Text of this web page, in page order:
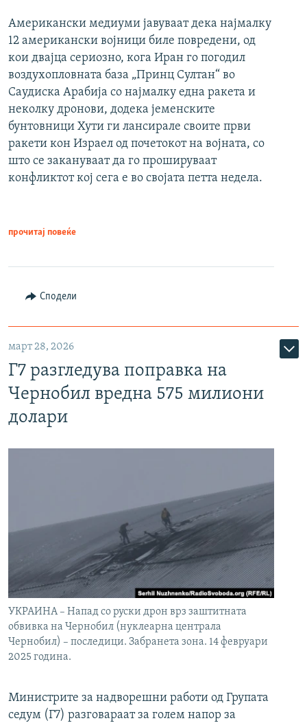
Американски медиуми јавуваат дека најмалку
12 американски војници биле повредени, од
кои двајца сериозно, кога Иран го погодил
воздухопловната база „Принц Султан“ во
Саудиска Арабија со најмалку една ракета и
неколку дронови, додека јеменските
бунтовници Хути ги лансирале своите први
ракети кон Израел од почетокот на војната, со
што се закануваат да го прошируваат
конфликтот кој сега е во својата петта недела.
прочитај повеќе
Сподели
март 28, 2026
Г7 разгледува поправка на
Чернобил вредна 575 милиони
долари
УКРАИНА – Напад со руски дрон врз заштитната
обвивка на Чернобил (нуклеарна централа
Чернобил) – последици. Забранета зона. 14 февруари
2025 година.
Министрите за надворешни работи од Групата
седум (Г7) разговараат за голем напор за